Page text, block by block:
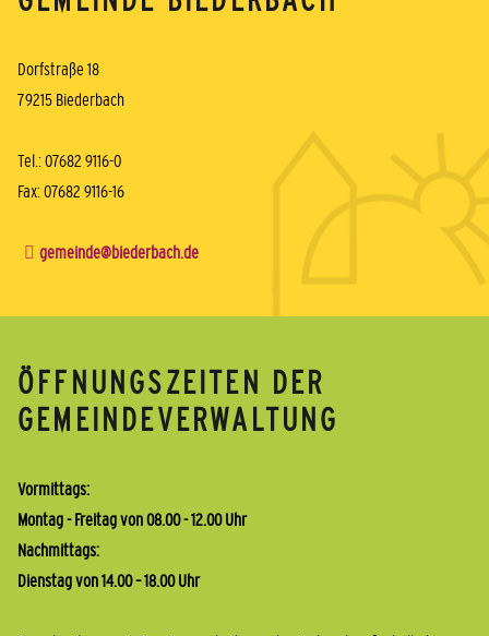
Dorfstraße 18
79215 Biederbach
Tel.: 07682 9116-0
Fax: 07682 9116-16
gemeinde@biederbach.de
ÖFFNUNGSZEITEN DER
GEMEINDEVERWALTUNG
Vormittags:
Montag - Freitag von 08.00 - 12.00 Uhr
Nachmittags:
Dienstag von 14.00 – 18.00 Uhr